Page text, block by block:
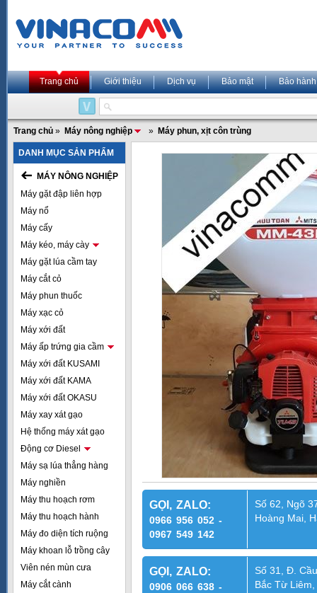
Trang chủ Giới thiệu Dịch vụ Bảo mật Bảo hành
Trang chủ » Máy nông nghiệp » Máy phun, xịt côn trùng
DANH MỤC SẢN PHẨM
MÁY NÔNG NGHIỆP
Máy gặt đập liên hợp
Máy nổ
Máy cấy
Máy kéo, máy cày
Máy gặt lúa cầm tay
Máy cắt cỏ
Máy phun thuốc
Máy xạc cỏ
Máy xới đất
Máy ấp trứng gia cầm
Máy xới đất KUSAMI
Máy xới đất KAMA
Máy xới đất OKASU
Máy xay xát gạo
Hệ thống máy xát gạo
Động cơ Diesel
Máy sạ lúa thẳng hàng
Máy nghiền
Máy thu hoạch rơm
Máy thu hoạch hành
Máy đo diện tích ruộng
Máy khoan lỗ trồng cây
Viên nén mùn cưa
Máy cắt cành
GỌI, ZALO:
0966 956 052 -
0967 549 142
Số 62, Ngõ
Hoàng Mai,
GỌI, ZALO:
0906 066 638 -
Số 31, Đ.
Bắc Từ